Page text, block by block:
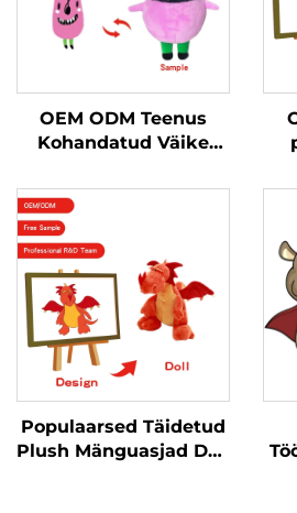
OEM ODM Teenus
Kohandatud Väike
Täidis Laukurlaukur
Puhast Lelulaukur
Promootiooniks
Populaarsed Täidetud
Plush Mänguasjad Doll